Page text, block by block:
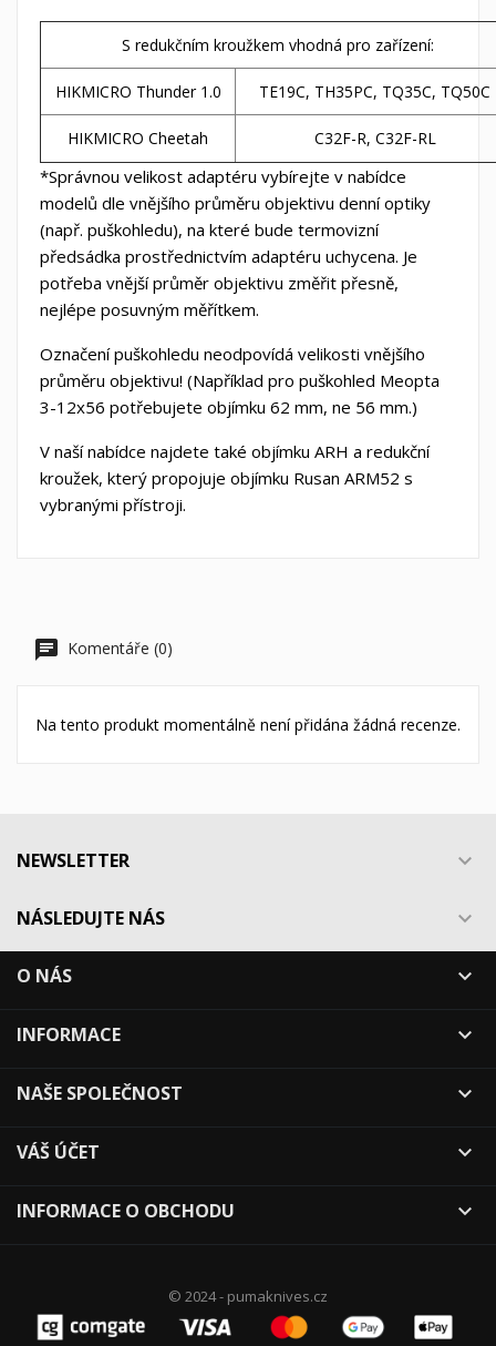
S redukčním kroužkem vhodná pro zařízení:
HIKMICRO Thunder 1.0 TE19C, TH35PC, TQ35C, TQ50C
HIKMICRO Cheetah C32F-R, C32F-RL
*Správnou velikost adaptéru vybírejte v nabídce
modelů dle vnějšího průměru objektivu denní optiky
(např. puškohledu), na které bude termovizní
předsádka prostřednictvím adaptéru uchycena. Je
potřeba vnější průměr objektivu změřit přesně,
nejlépe posuvným měřítkem.
Označení puškohledu neodpovídá velikosti vnějšího
průměru objektivu! (Například pro puškohled Meopta
3-12x56 potřebujete objímku 62 mm, ne 56 mm.)
V naší nabídce najdete také objímku ARH a redukční
kroužek, který propojuje objímku Rusan ARM52 s
vybranými přístroji.
Komentáře (0)
Na tento produkt momentálně není přidána žádná recenze.
NEWSLETTER 
NÁSLEDUJTE NÁS 
O NÁS 
INFORMACE 
NAŠE SPOLEČNOST 
VÁŠ ÚČET 
INFORMACE O OBCHODU 
© 2024 - pumaknives.cz